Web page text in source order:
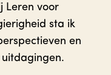
Leren voor
sta ik
en